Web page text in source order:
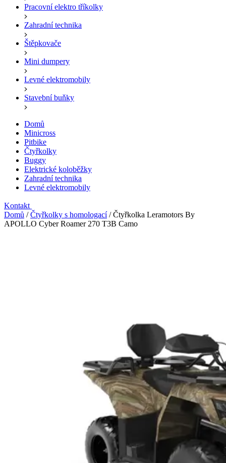
Pracovní elektro tříkolky
Zahradní technika
Štěpkovače
Mini dumpery
Levné elektromobily
Stavební buňky
Domů
Minicross
Pitbike
Čtyřkolky
Buggy
Elektrické koloběžky
Zahradní technika
Levné elektromobily
Kontakt
Domů / Čtyřkolky s homologací / Čtyřkolka Leramotors By
APOLLO Cyber Roamer 270 T3B Camo